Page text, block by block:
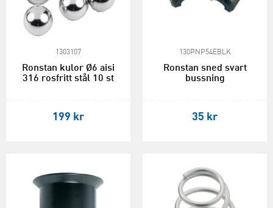
1303107
Ronstan kulor Ø6 aisi
316 rosfritt stål 10 st
199 kr
130PNP54EBLK
Ronstan sned svart
bussning
35 kr